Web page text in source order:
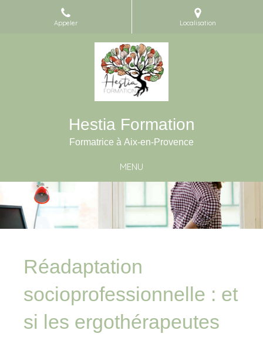
Appeler Localisation
Hestia Formation
Formatrice à Aix-en-Provence
MENU
Réadaptation
socioprofessionnelle : et
si les ergothérapeutes